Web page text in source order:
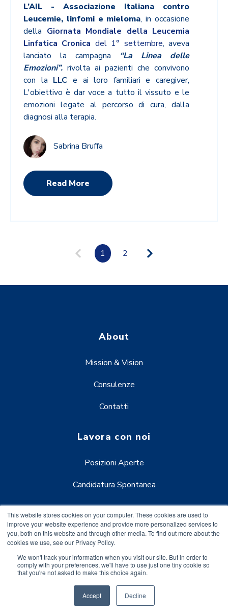
This website stores cookies on your computer. These cookies are used to
improve your website experience and provide more personalized services to
you, both on this website and through other media. To find out more about the
cookies we use, see our Privacy Policy.
We won't track your information when you visit our site. But in order to
comply with your preferences, we'll have to use just one tiny cookie so
that you're not asked to make this choice again.
Accept Decline
L’AIL - Associazione Italiana contro
Leucemie, linfomi e mieloma, in occasione
della Giornata Mondiale della Leucemia
Linfatica Cronica del 1° settembre,aveva
lanciato la campagna “La Linea delle
Emozioni”. rivolta ai pazienti che convivono
con la LLC e ai loro familiari e caregiver,
L'obiettivo è dar voce a tutto il vissuto e le
emozioni legate al percorso di cura, dalla
diagnosi alla terapia.
Sabrina Bruffa
Read More
1 2
About
Mission & Vision
Consulenze
Contatti
Lavora con noi
Posizioni Aperte
Candidatura Spontanea
I punti di forza
DottNet
Premio Eccellenze
Eventi